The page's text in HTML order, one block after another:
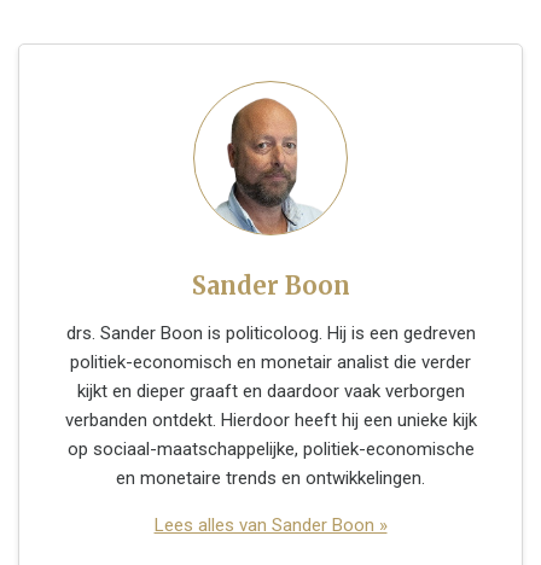
Sander Boon
drs. Sander Boon is politicoloog. Hij is een gedreven
politiek-economisch en monetair analist die verder
kijkt en dieper graaft en daardoor vaak verborgen
verbanden ontdekt. Hierdoor heeft hij een unieke kijk
op sociaal-maatschappelijke, politiek-economische
en monetaire trends en ontwikkelingen.
Lees alles van Sander Boon »